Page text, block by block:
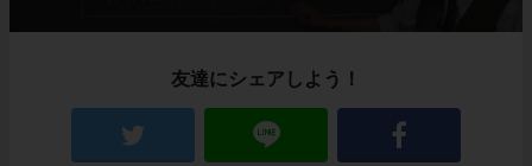
友達にシェアしよう！